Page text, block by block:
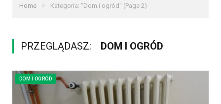
Home » Kategoria: "Dom i ogród" (Page 2)
PRZEGLĄDASZ: DOM I OGRÓD
DOM I OGRÓD